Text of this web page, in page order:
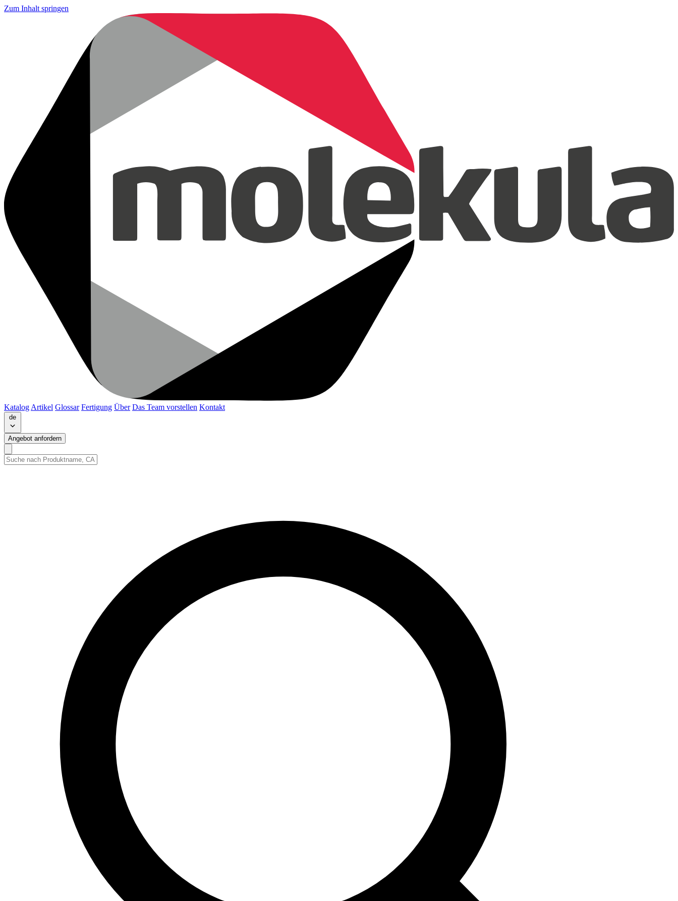
Zum Inhalt springen
Katalog Artikel Glossar Fertigung Über Das Team vorstellen Kontakt
de
Angebot anfordern